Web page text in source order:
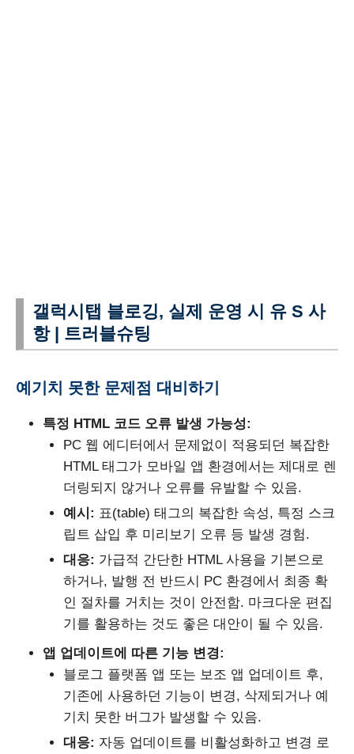
갤럭시탭 블로깅, 실제 운영 시 유 S 사
항 | 트러블슈팅
예기치 못한 문제점 대비하기
특정 HTML 코드 오류 발생 가능성:
PC 웹 에디터에서 문제없이 적용되던 복잡한
HTML 태그가 모바일 앱 환경에서는 제대로 렌
더링되지 않거나 오류를 유발할 수 있음.
예시: 표(table) 태그의 복잡한 속성, 특정 스크
립트 삽입 후 미리보기 오류 등 발생 경험.
대응: 가급적 간단한 HTML 사용을 기본으로
하거나, 발행 전 반드시 PC 환경에서 최종 확
인 절차를 거치는 것이 안전함. 마크다운 편집
기를 활용하는 것도 좋은 대안이 될 수 있음.
앱 업데이트에 따른 기능 변경:
블로그 플랫폼 앱 또는 보조 앱 업데이트 후,
기존에 사용하던 기능이 변경, 삭제되거나 예
기치 못한 버그가 발생할 수 있음.
대응: 자동 업데이트를 비활성화하고 변경 로